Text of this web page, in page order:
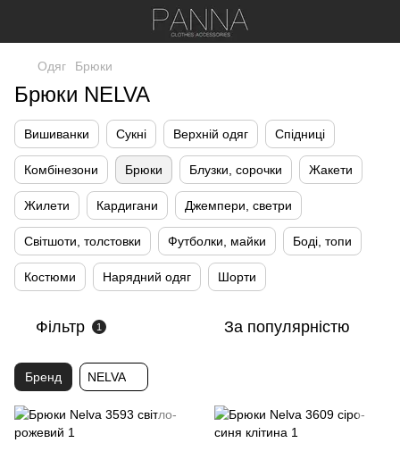
Одяг Брюки
Брюки NELVA
Вишиванки Сукні Верхній одяг Спідниці
Комбінезони Брюки Блузки, сорочки Жакети
Жилети Кардигани Джемпери, светри
Світшоти, толстовки Футболки, майки Боді, топи
Костюми Нарядний одяг Шорти
Фільтр 1 За популярністю
Бренд NELVA